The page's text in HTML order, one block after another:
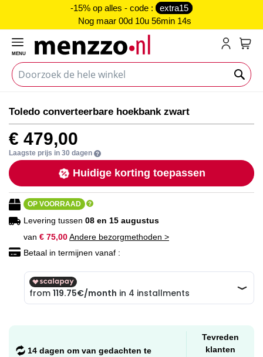
-15% op alles - code :
extra15
Nog maar 00d 10u 56min 14s
MENU
naar
het
einde
van
de
afbeeldingen-
gallerij
naar
het
begin
van
de
afbeeldingen-
gallerij
Toledo converteerbare hoekbank zwart
€ 479,00
Laagste prijs in 30 dagen
Huidige korting toepassen
OP VOORRAAD
Levering tussen 08 en 15 augustus
van € 75,00Andere bezorgmethoden >
Betaal in termijnen vanaf :
14 dagen om van gedachten te
Tevreden
klanten